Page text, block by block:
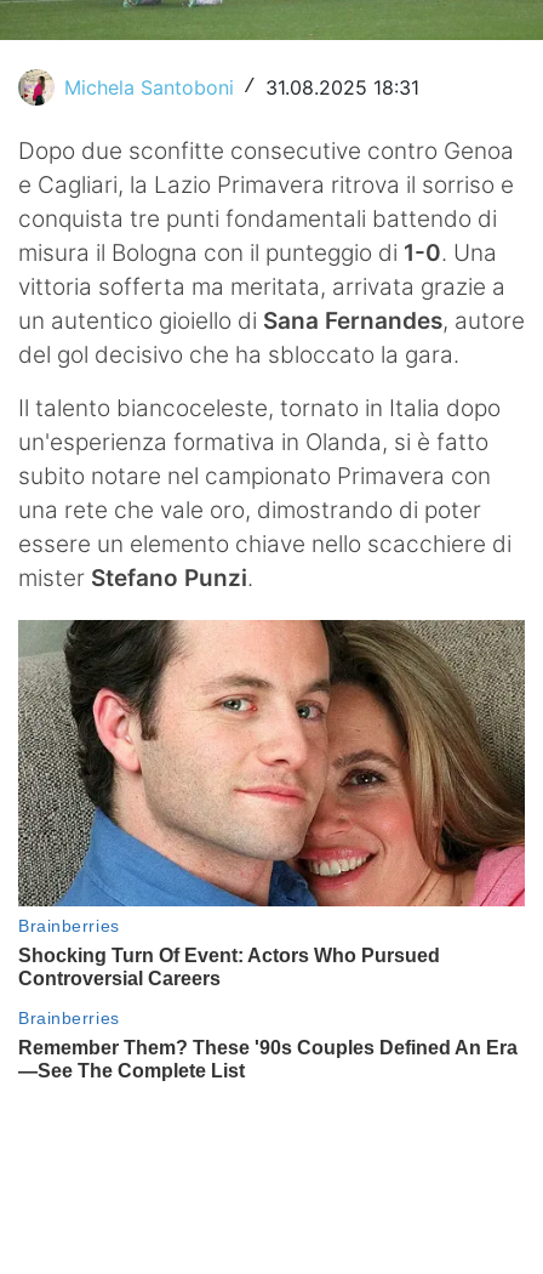
Michela Santoboni / 31.08.2025 18:31
Dopo due sconfitte consecutive contro Genoa
e Cagliari, la Lazio Primavera ritrova il sorriso e
conquista tre punti fondamentali battendo di
misura il Bologna con il punteggio di 1-0. Una
vittoria sofferta ma meritata, arrivata grazie a
un autentico gioiello di Sana Fernandes, autore
del gol decisivo che ha sbloccato la gara.
Il talento biancoceleste, tornato in Italia dopo
un'esperienza formativa in Olanda, si è fatto
subito notare nel campionato Primavera con
una rete che vale oro, dimostrando di poter
essere un elemento chiave nello scacchiere di
mister Stefano Punzi.